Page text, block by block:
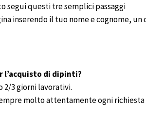
segui questi tre semplici passaggi
inserendo il tuo nome e cognome,
l’acquisto di dipinti?
2/3 giorni lavorativi.
molto attentamente ogni